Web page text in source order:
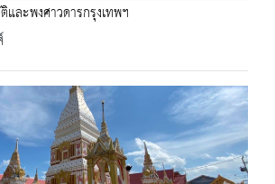
ละพงศาวดารกรุงเทพฯ